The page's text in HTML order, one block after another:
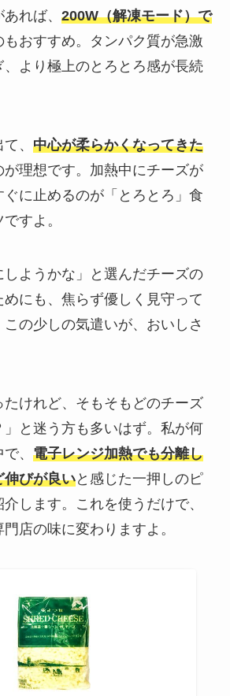
れば、 200W（解凍モード）で
もおすすめ。タンパク質が急激
、より極上のとろとろ感が長続
、 中心が柔らかくなってきた
が理想です。加熱中にチーズが
に止めるのが「とろとろ」食
すよ。
しようかな」と選んだチーズの
にも、焦らず優しく見守って
の少しの気遣いが、おいしさ
たけれど、そもそもどのチーズ
」と迷う方も多いはず。私が何
、 電子レンジ加熱でも分離し
伸びが良いと感じた一押しのピ
します。これを使うだけで、
店の味に変わりますよ。